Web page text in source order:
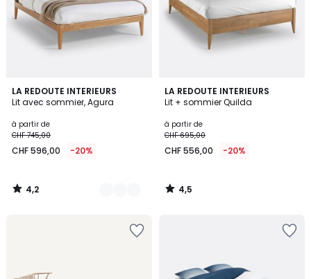
LA REDOUTE INTERIEURS
Lit avec sommier, Agura
à partir de
CHF 745,00
CHF 596,00 -20%
4,2
/ 5
2
Couleurs
4,2
/
LA REDOUTE INTERIEURS
Lit + sommier Quilda
à partir de
CHF 695,00
CHF 556,00 -20%
4,5
/ 5
4,5
/